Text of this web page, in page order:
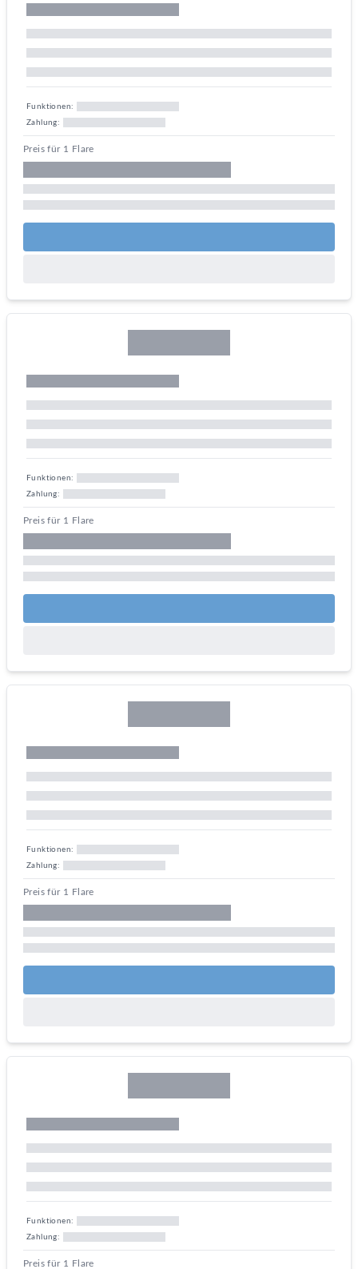
Funktionen:
Zahlung:
Preis für 1 Flare
Funktionen:
Zahlung:
Preis für 1 Flare
Funktionen:
Zahlung:
Preis für 1 Flare
Funktionen:
Zahlung:
Preis für 1 Flare